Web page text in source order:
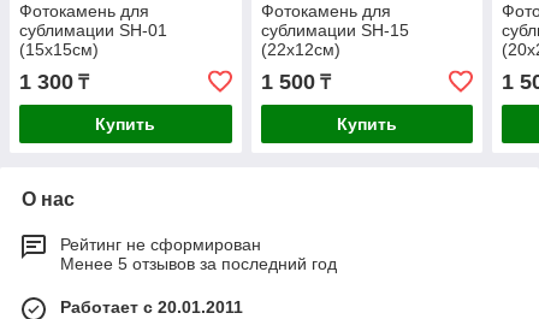
Фотокамень для
сублимации SH-01
(15х15см)
1 300 ₸
Купить
Фотокамень для
сублимации SH-15
(22х12см)
1 500₸
Купить
1
О нас
Рейтинг не сформирован
Менее 5 отзывов за последний год
Работает с 20.01.2011